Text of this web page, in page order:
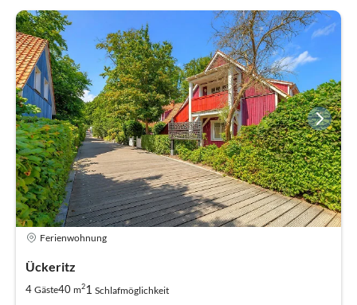
Ferienwohnung
Ückeritz
4 Gäste40 m21 Schlafmöglichkeit